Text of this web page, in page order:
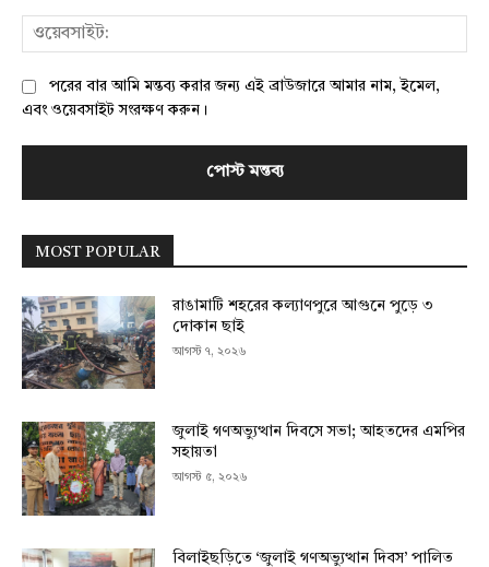
পরের বার আমি মন্তব্য করার জন্য এই ব্রাউজারে আমার নাম, ইমেল,
এবং ওয়েবসাইট সংরক্ষণ করুন।
MOST POPULAR
রাঙামাটি শহরের কল্যাণপুরে আগুনে পুড়ে ৩
দোকান ছাই
আগস্ট ৭, ২০২৬
জুলাই গণঅভ্যুত্থান দিবসে সভা; আহতদের এমপির
সহায়তা
আগস্ট ৫, ২০২৬
বিলাইছড়িতে ‘জুলাই গণঅভ্যুত্থান দিবস’ পালিত